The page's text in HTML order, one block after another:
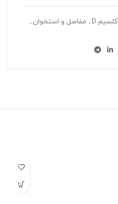
کلسیم D , مفاصل و استخوان ,